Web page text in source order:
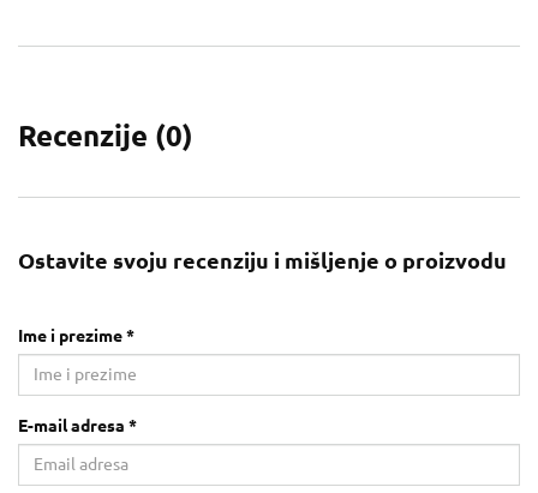
Recenzije (0)
Ostavite svoju recenziju i mišljenje o proizvodu
Ime i prezime *
E-mail adresa *